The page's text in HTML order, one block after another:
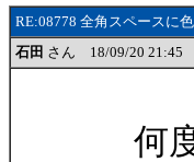
RE:08778 全角スペースに
石田 さん 18/09/20 21:45
何